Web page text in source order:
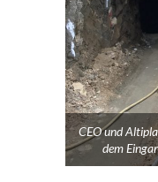
CEO und
dem